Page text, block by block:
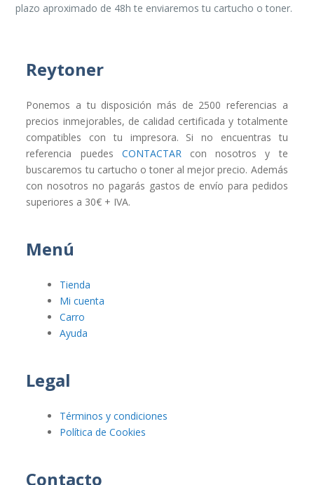
plazo aproximado de 48h te enviaremos tu cartucho o toner.
Reytoner
Ponemos a tu disposición más de 2500 referencias a
precios inmejorables, de calidad certificada y totalmente
compatibles con tu impresora. Si no encuentras tu
referencia puedes CONTACTARcon nosotros y te
buscaremos tu cartucho o toner al mejor precio. Además
con nosotros no pagarás gastos de envío para pedidos
superiores a 30€ + IVA.
Menú
Tienda
Mi cuenta
Carro
Ayuda
Legal
Términos y condiciones
Política de Cookies
Contacto